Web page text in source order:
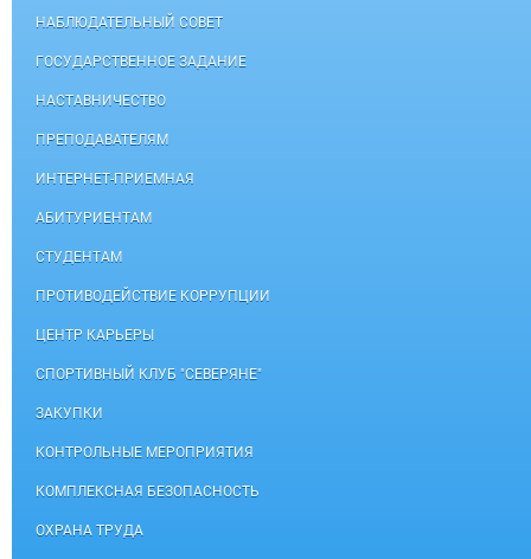
НАБЛЮДАТЕЛЬНЫЙ СОВЕТ
ГОСУДАРСТВЕННОЕ ЗАДАНИЕ
НАСТАВНИЧЕСТВО
ПРЕПОДАВАТЕЛЯМ
ИНТЕРНЕТ-ПРИЕМНАЯ
АБИТУРИЕНТАМ
СТУДЕНТАМ
ПРОТИВОДЕЙСТВИЕ КОРРУПЦИИ
ЦЕНТР КАРЬЕРЫ
СПОРТИВНЫЙ КЛУБ "СЕВЕРЯНЕ"
ЗАКУПКИ
КОНТРОЛЬНЫЕ МЕРОПРИЯТИЯ
КОМПЛЕКСНАЯ БЕЗОПАСНОСТЬ
ОХРАНА ТРУДА